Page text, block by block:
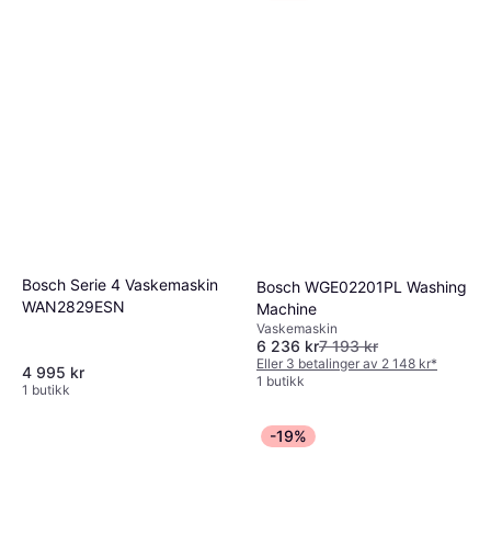
Bosch Serie 4 Vaskemaskin
WAN2829ESN
4 995 kr
1 butikk
Bosch WGE02201PL Washing
Machine
Vaskemaskin
6 236 kr7 193 kr
Eller 3 betalinger av 2 148 kr*
1 butikk
-19%